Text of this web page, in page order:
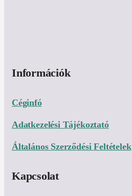
Információk
Céginfó
Adatkezelési Tájékoztató
Általános Szerződési Feltételek
Kapcsolat